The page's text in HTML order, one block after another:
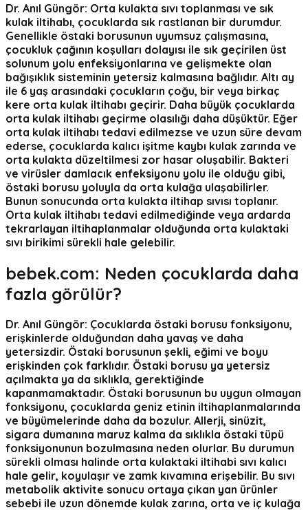
Dr. Anıl Güngör: Orta kulakta sıvı toplanması ve sık
kulak iltihabı, çocuklarda sık rastlanan bir durumdur.
Genellikle östaki borusunun uyumsuz çalışmasına,
çocukluk çağının koşulları dolayısı ile sık geçirilen üst
solunum yolu enfeksiyonlarına ve gelişmekte olan
bağışıklık sisteminin yetersiz kalmasına bağlıdır. Altı ay
ile 6 yaş arasındaki çocukların çoğu, bir veya birkaç
kere orta kulak iltihabı geçirir. Daha büyük çocuklarda
orta kulak iltihabı geçirme olasılığı daha düşüktür. Eğer
orta kulak iltihabı tedavi edilmezse ve uzun süre devam
ederse, çocuklarda kalıcı işitme kaybı kulak zarında ve
orta kulakta düzeltilmesi zor hasar oluşabilir. Bakteri
ve virüsler damlacık enfeksiyonu yolu ile olduğu gibi,
östaki borusu yoluyla da orta kulağa ulaşabilirler.
Bunun sonucunda orta kulakta iltihap sıvısı toplanır.
Orta kulak iltihabı tedavi edilmediğinde veya ardarda
tekrarlayan iltihaplanmalar olduğunda orta kulaktaki
sıvı birikimi sürekli hale gelebilir.
bebek.com: Neden çocuklarda daha
fazla görülür?
Dr. Anıl Güngör: Çocuklarda östaki borusu fonksiyonu,
erişkinlerde olduğundan daha yavaş ve daha
yetersizdir. Östaki borusunun şekli, eğimi ve boyu
erişkinden çok farklıdır. Östaki borusu ya yetersiz
açılmakta ya da sıklıkla, gerektiğinde
kapanmamaktadır. Östaki borusunun bu uygun olmayan
fonksiyonu, çocuklarda geniz etinin iltihaplanmalarında
ve büyümelerinde daha da bozulur. Allerji, sinüzit,
sigara dumanına maruz kalma da sıklıkla östaki tüpü
fonksiyonunun bozulmasına neden olurlar. Bu durumun
sürekli olması halinde orta kulaktaki iltihabi sıvı kalıcı
hale gelir, koyulaşır ve zamk kıvamına erişebilir. Bu sıvı
metabolik aktivite sonucu ortaya çıkan yan ürünler
sebebi ile uzun dönemde kulak zarına, orta ve iç kulağa